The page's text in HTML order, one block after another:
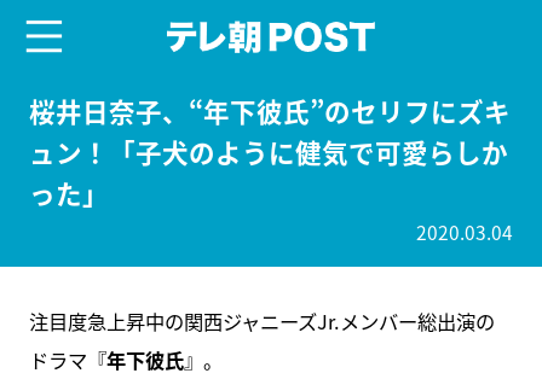
桜井日奈子、“年下彼氏”のセリフにズキ
ュン！「子犬のように健気で可愛らしか
った」
2020.03.04
注目度急上昇中の関西ジャニーズJr.メンバー総出演の
ドラマ『年下彼氏』。